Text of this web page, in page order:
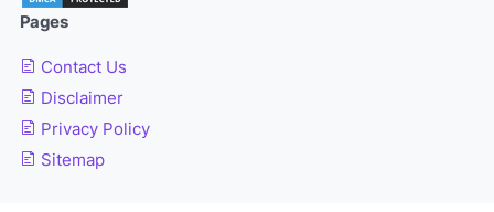
Pages
Contact Us
Disclaimer
Privacy Policy
Sitemap